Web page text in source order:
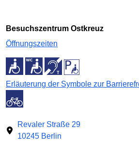
Besuchszentrum Ostkreuz
Öffnungszeiten
Erläuterung der Symbole zur
Revaler Straße 29
10245 Berlin